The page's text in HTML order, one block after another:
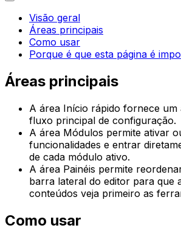
Visão geral
Áreas principais
Como usar
Porque é que esta página é
Áreas principais
A área Início rápido fornece um
fluxo principal de configuração.
A área Módulos permite ativar
funcionalidades e entrar
de cada módulo ativo.
A área Painéis permite
barra lateral do editor para que
conteúdos veja primeiro as
Como usar